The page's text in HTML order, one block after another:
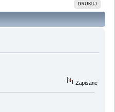
DRUKUJ
Zapisane